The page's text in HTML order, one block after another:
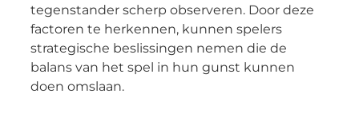
tegenstander scherp observeren. Door deze
factoren te herkennen, kunnen spelers
strategische beslissingen nemen die de
balans van het spel in hun gunst kunnen
doen omslaan.